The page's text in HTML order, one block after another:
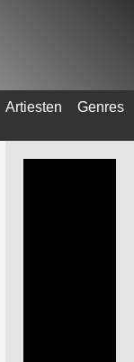
Artiesten Genres